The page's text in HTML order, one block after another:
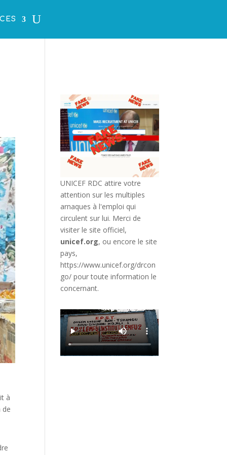
à
de
UNICEF RDC attire votre
attention sur les multiples
arnaques à l'emploi qui
circulent sur lui. Merci de
visiter le site officiel,
unicef.org, ou encore le site
pays,
https://www.unicef.org/drcon
go/ pour toute information le
concernant.